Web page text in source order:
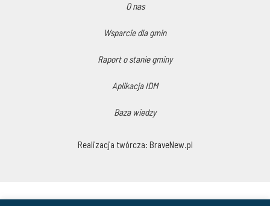
O nas
Wsparcie dla gmin
Raport o stanie gminy
Aplikacja IDM
Baza wiedzy
Realizacja twórcza: BraveNew.pl